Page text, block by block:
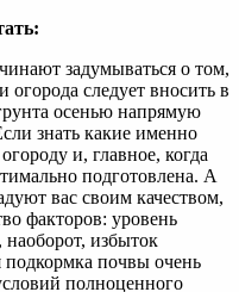
задумываться о том,
огорода следует вносить в
осенью напрямую
знать какие именно
и, главное, когда
подготовлена. А
вас своим качеством,
факторов: уровень
наоборот, избыток
почвы очень
полноценного